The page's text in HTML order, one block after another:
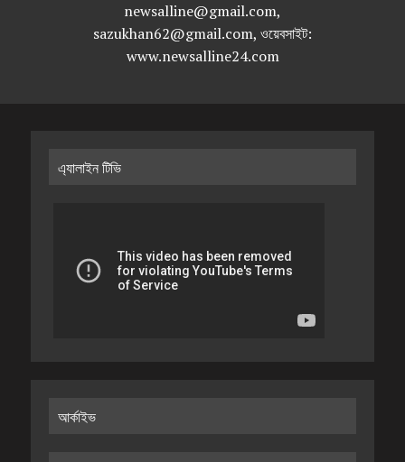
newsalline@gmail.com,
sazukhan62@gmail.com, ওয়েবসাইট:
www.newsalline24.com
এ্যালাইন টিভি
আর্কাইভ